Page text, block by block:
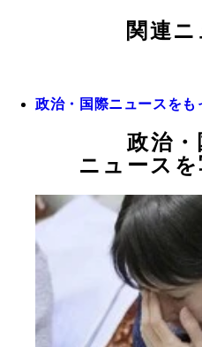
関連ニ
政治・国際ニュースをも
政治・
ニュース